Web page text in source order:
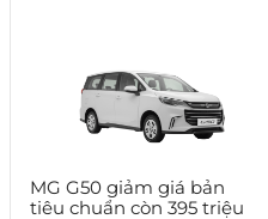
MG G50 giảm giá bản
tiêu chuẩn còn 395 triệu